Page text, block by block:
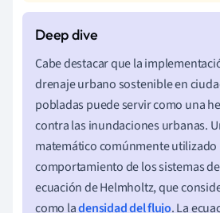
Cabe destacar que la
drenaje urbano sostenible en
pobladas puede servir como una
contra las inundaciones urbanas.
matemático comúnmente
comportamiento de los sistemas
ecuación de Helmholtz, que
como ladensidad del flujo. La